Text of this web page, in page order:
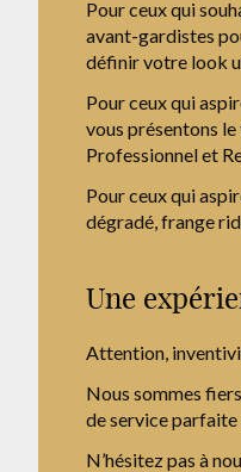
Pour ceux qui
avant-gardistes
définir votre look
Pour ceux qui
vous présentons
Professionnel et
Pour ceux qui
dégradé, frange
Une
Attention,
Nous sommes
de service
N’hésitez pas à